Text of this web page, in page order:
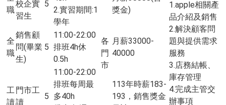
職
校企實
習生
5
2.實習期間:1
學年
各
門
市
獎金)
1.apple相關產
品介紹及銷售
2.解決顧客問
題與提供需求
服務
3.店務結帳、
庫存管理
4.完成主管交
辦事項
全
職
銷售顧
問(畢業
生)
5
11:00-22:00
排班4h休
0.5h
月薪33000-
40000
工
讀
門市工
讀
5
11:00-22:00
排班每周最
多40h
113年時薪183-
193，銷售獎金